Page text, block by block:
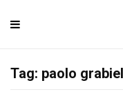
Tag: paolo